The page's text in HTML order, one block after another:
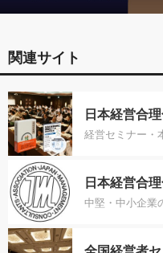
関連サイト
日本経営合
経営セミナー・
日本経営合
中堅・中小企業